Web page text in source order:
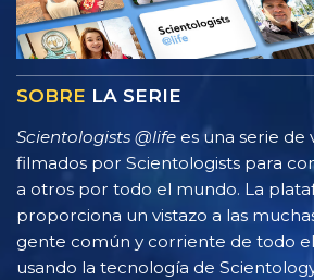
SOBRE LA SERIE
Scientologists @life es una serie de
filmados por Scientologists para
a otros por todo el mundo. La
proporciona un vistazo a las
gente común y corriente de todo
usando la tecnología de